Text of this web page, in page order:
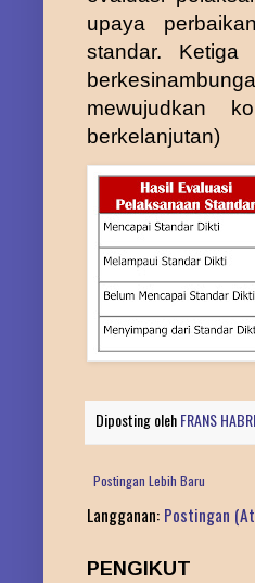
upaya
standar.
mewujudkan
berkelanjutan)
Diposting olehFRANS
Postingan Lebih Baru
Langganan: Postingan
PENGIKUT